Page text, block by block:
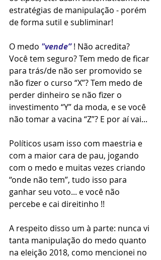
estratégias de manipulação - porém
de forma sutil e subliminar!
O medo "vende” ! Não acredita?
Você tem seguro? Tem medo de ficar
para trás/de não ser promovido se
não fizer o curso “X”? Tem medo de
perder dinheiro se não fizer o
investimento “Y” da moda, e se você
não tomar a vacina “Z”? E por aí vai...
Políticos usam isso com maestria e
com a maior cara de pau, jogando
com o medo e muitas vezes criando
“onde não tem”, tudo isso para
ganhar seu voto... e você não
percebe e cai direitinho !!
A respeito disso um à parte: nunca vi
tanta manipulação do medo quanto
na eleição 2018, como mencionei no